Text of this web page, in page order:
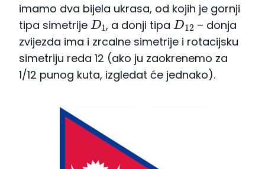
imamo dva bijela ukrasa, od kojih je gornji
tipa simetrije
D1
, a donji tipa
D12
– donja
zvijezda ima i zrcalne simetrije i rotacijsku
simetriju reda 12 (ako ju zaokrenemo za
1/12 punog kuta, izgledat će jednako).